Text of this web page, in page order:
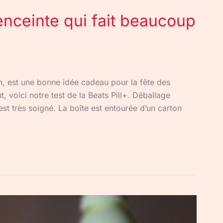
qui fait beaucoup
est une bonne idée cadeau pour la fête des
voici notre test de la Beats Pill+. Déballage
très soigné. La boîte est entourée d’un carton